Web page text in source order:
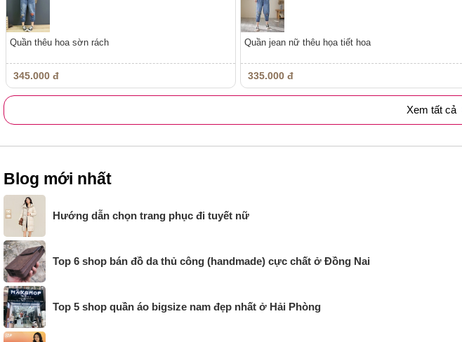
Quần thêu hoa sờn rách
345.000 đ
Quần jean nữ thêu họa tiết hoa
335.000 đ
Xem tất cả
Blog mới nhất
Hướng dẫn chọn trang phục đi tuyết nữ
Top 6 shop bán đồ da thủ công (handmade) cực chất ở Đồng Nai
Top 5 shop quần áo bigsize nam đẹp nhất ở Hải Phòng